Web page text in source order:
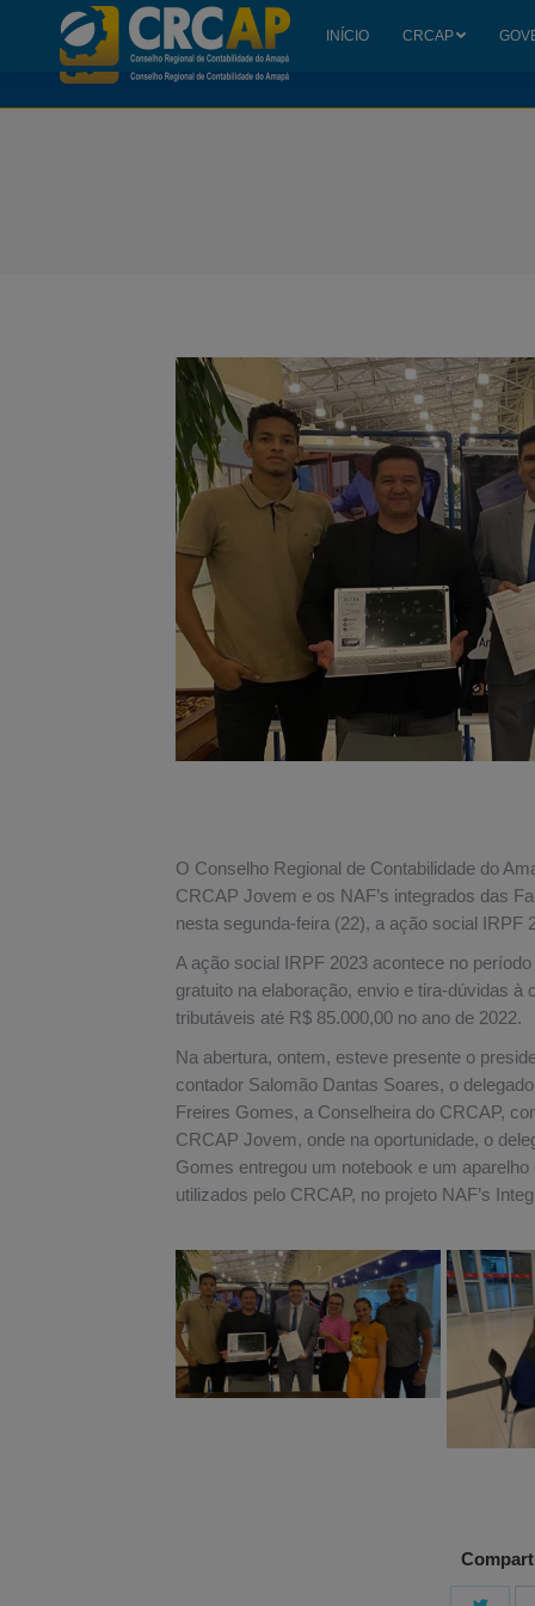
O Conselho Regional de Contabilidade do
CRCAP Jovem e os NAF’s integrados das
nesta segunda-feira (22), a ação social IRPF
A ação social IRPF 2023 acontece no
gratuito na elaboração, envio e tira-dúvidas
tributáveis até R$ 85.000,00 no ano de 2022.
Na abertura, ontem, esteve presente o
contador Salomão Dantas Soares, o
Freires Gomes, a Conselheira do CRCAP,
CRCAP Jovem, onde na oportunidade, o
Gomes entregou um notebook e um
utilizados pelo CRCAP, no projeto NAF’s
INÍCIO CRCAP